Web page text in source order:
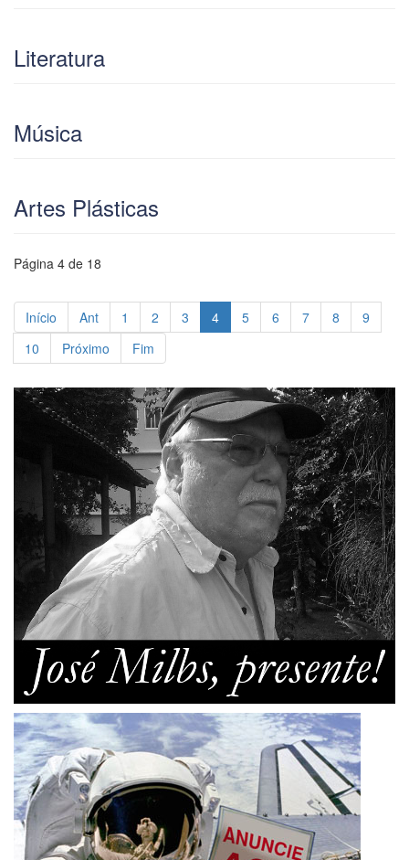
Literatura
Música
Artes Plásticas
Página 4 de 18
Início Ant 1 2 3 4 5 6 7 8
9
10
Próximo Fim